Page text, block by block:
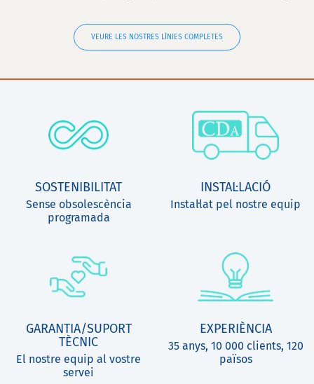
VEURE LES NOSTRES LÍNIES COMPLETES
SOSTENIBILITAT
Sense obsolescència
programada
INSTAL·LACIÓ
Instal·lat pel nostre equip
GARANTIA/SUPORT
TÈCNIC
El nostre equip al vostre
servei
EXPERIÈNCIA
35 anys, 10 000 clients, 120
països